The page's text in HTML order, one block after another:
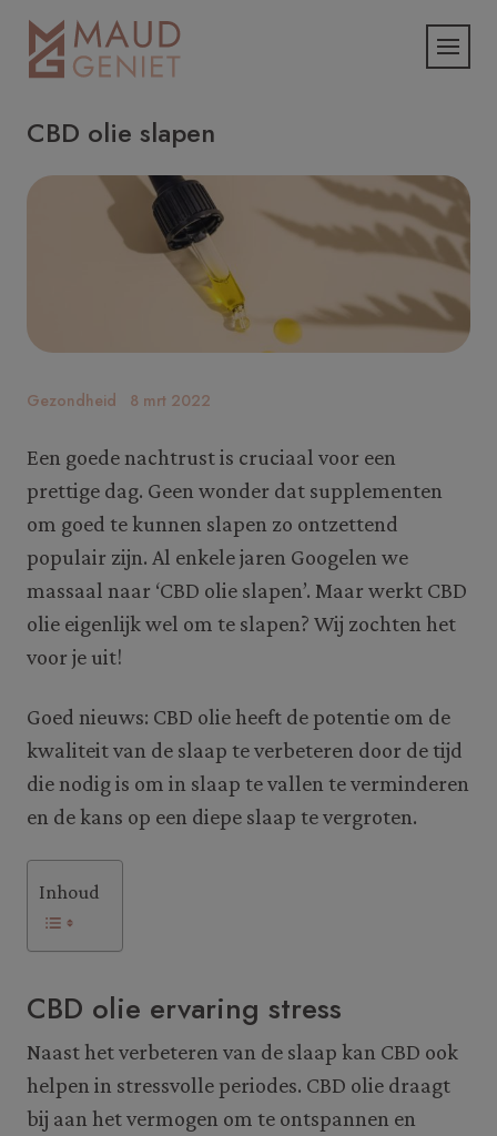
CBD olie slapen
Gezondheid 8 mrt 2022
Een goede nachtrust is cruciaal voor een
prettige dag. Geen wonder dat supplementen
om goed te kunnen slapen zo ontzettend
populair zijn. Al enkele jaren Googelen we
massaal naar ‘CBD olie slapen’. Maar werkt CBD
olie eigenlijk wel om te slapen? Wij zochten het
voor je uit!
Goed nieuws: CBD olie heeft de potentie om de
kwaliteit van de slaap te verbeteren door de tijd
die nodig is om in slaap te vallen te verminderen
en de kans op een diepe slaap te vergroten.
Inhoud
CBD olie ervaring stress
Naast het verbeteren van de slaap kan CBD ook
helpen in stressvolle periodes. CBD olie draagt
bij aan het vermogen om te ontspannen en